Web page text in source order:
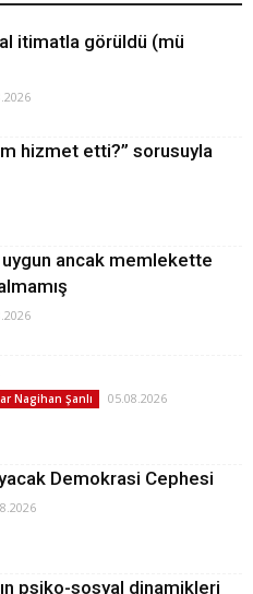
itimatla görüldü (mü
hizmet etti?” sorusuyla
ancak memlekette
Nagihan Şanlı 05.08.2026
Demokrasi Cephesi
psiko-sosyal dinamikleri